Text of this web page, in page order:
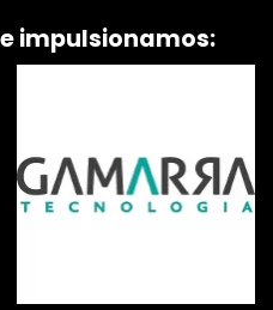
impulsionamos: